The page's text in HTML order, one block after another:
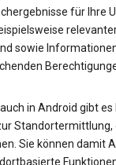
für Ihre
sowie
in Android gibt
Standortermittlung,
Sie können damit